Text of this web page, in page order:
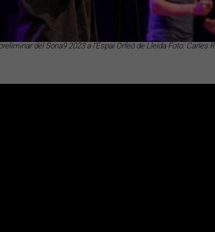
del Sona9 2023 a l'Espai Orfeó de Lleida Foto: Carles